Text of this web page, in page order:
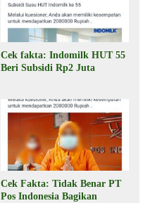
Cek fakta: Indomilk HUT 55
Beri Subsidi Rp2 Juta
Cek Fakta: Tidak Benar PT
Pos Indonesia Bagikan